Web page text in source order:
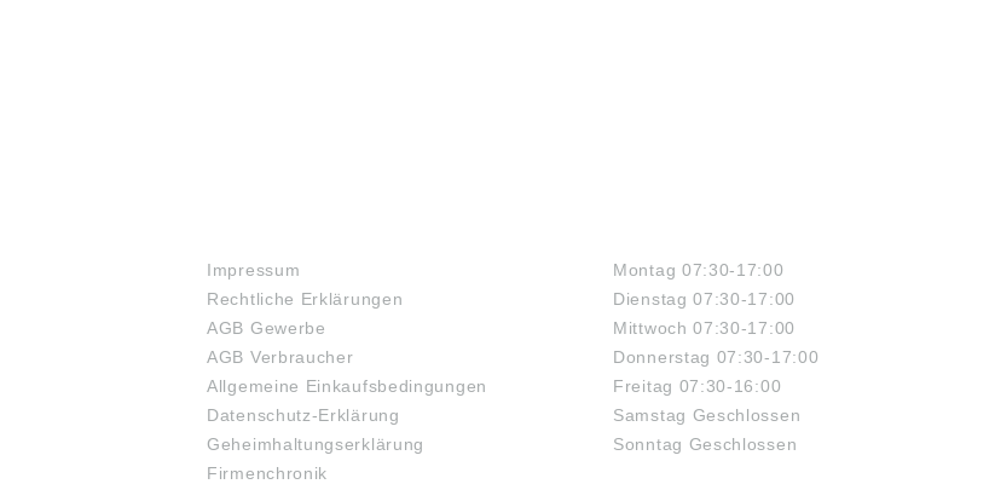
Impressum
Rechtliche Erklärungen
AGB Gewerbe
AGB Verbraucher
Allgemeine Einkaufsbedingungen
Datenschutz-Erklärung
Geheimhaltungserklärung
Firmenchronik
Montag 07:30-17:00
Dienstag 07:30-17:00
Mittwoch 07:30-17:00
Donnerstag 07:30-17:00
Freitag 07:30-16:00
Samstag Geschlossen
Sonntag Geschlossen